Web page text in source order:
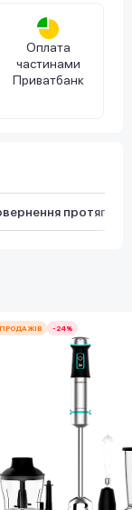
Оплата
частинами
Приватбанк
протягом
-24%